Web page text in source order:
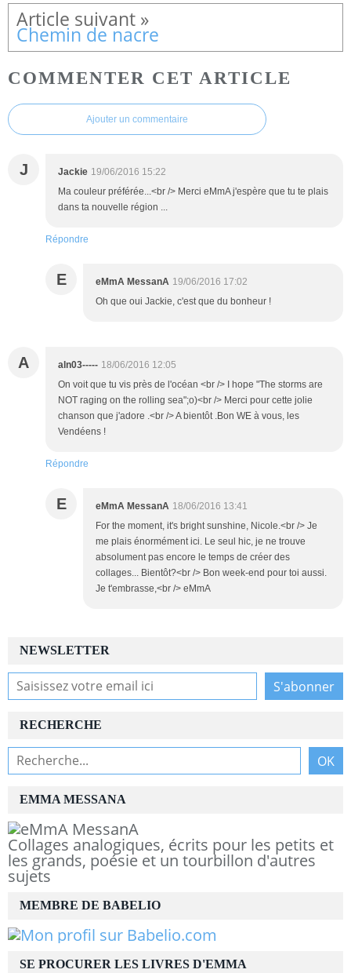
Chemin de nacre
COMMENTER CET ARTICLE
Ajouter un commentaire
J Jackie 19/06/2016 15:22
Ma couleur préférée...<br /> Merci eMmA j'espère que tu te plais
dans ta nouvelle région ...
Répondre
E eMmA MessanA 19/06/2016 17:02
Oh que oui Jackie, c'est que du bonheur !
A aln03----- 18/06/2016 12:05
On voit que tu vis près de l'océan <br /> I hope "The storms are
NOT raging on the rolling sea";o)<br /> Merci pour cette jolie
chanson que j'adore .<br /> A bientôt .Bon WE à vous, les
Vendéens !
Répondre
E eMmA MessanA 18/06/2016 13:41
For the moment, it's bright sunshine, Nicole.<br /> Je
me plais énormément ici. Le seul hic, je ne trouve
absolument pas encore le temps de créer des
collages... Bientôt?<br /> Bon week-end pour toi aussi.
Je t'embrasse,<br /> eMmA
NEWSLETTER
RECHERCHE
EMMA MESSANA
Collages analogiques, écrits pour les petits et
les grands, poésie et un tourbillon d'autres
sujets
MEMBRE DE BABELIO
SE PROCURER LES LIVRES D'EMMA